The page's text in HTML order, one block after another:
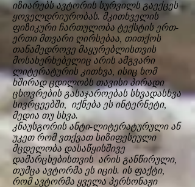
იზიარებს ავტორის სურვილს გაექცეს
ყოველდრიურობას. მკითხველის
ფიზიკური ჩართულობა ტექსტის ერთ-
ერთი მთვარი ღირსებაა, თითქოს
თანამედროვე მაყურებლისთვის
მოსახერხებელიც არის ამგვარი
ლიტერატურის კითხვა, ისიც ხომ
ხშირად ცდილობს თავისი პირადი
ცხოვრების გასაჯაროებას სხვადასხვა
სივრცეებში, იქნება ეს ინტერნეტი,
მედია თუ სხვა.
კნაუსგორის ანტი-ლიტერატურული ან
უკეთ რომ ვთქვათ სიზიფესეული
მცდელობა დასაწყისშივე
დამარცხებისთვის არის განწირული,
თუმცა ავტორმა ეს იცის. ის ფაქტი,
რომ ავტორმა ყველა პერსონაჟი